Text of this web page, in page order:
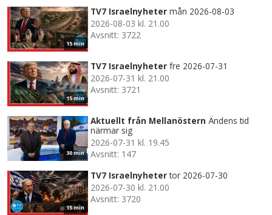
15 min
TV7 Israelnyheter mån 2026-08-03
2026-08-03 kl. 21.00
Avsnitt: 3722
15 min
TV7 Israelnyheter fre 2026-07-31
2026-07-31 kl. 21.00
Avsnitt: 3721
30 min
Aktuellt från Mellanöstern Ändens tid
närmar sig
2026-07-31 kl. 19.45
Avsnitt: 147
15 min
TV7 Israelnyheter tor 2026-07-30
2026-07-30 kl. 21.00
Avsnitt: 3720